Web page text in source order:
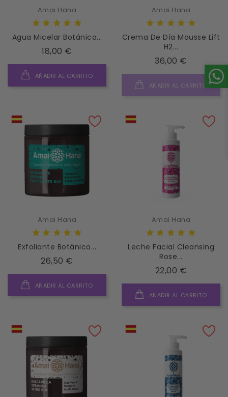
Amai Hana
Agua Micelar Botánica...
18,00 €
AÑADIR AL CARRITO
Amai Hana
Crema De Día Mousse Lift
H2...
36,00 €
AÑADIR AL CARRITO
Amai Hana
Exfoliante Botánico...
26,50 €
AÑADIR AL CARRITO
Amai Hana
Leche Facial Cleansing
Rose...
22,00 €
AÑADIR AL CARRITO